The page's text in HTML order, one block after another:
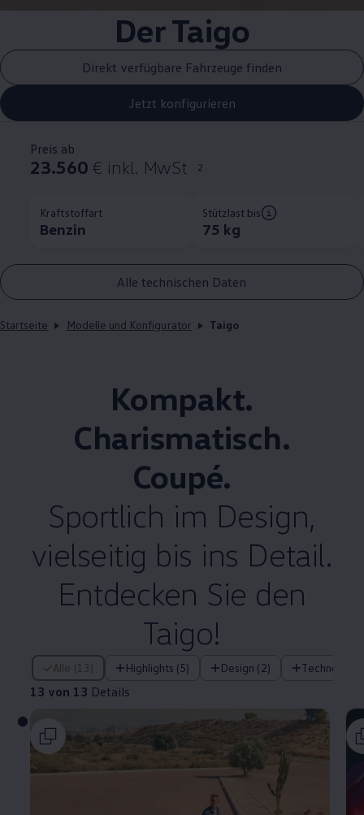
Der Taigo
Direkt verfügbare Fahrzeuge finden
Jetzt konfigurieren
Preis ab
23.560 € inkl. MwSt 2
Kraftstoffart
Benzin
Stützlast bis
75 kg
Alle technischen Daten
Startseite Modelle und Konfigurator Taigo
Kompakt.
Charismatisch.
Coupé.
Sportlich im Design,
vielseitig bis ins Detail.
Entdecken Sie den
Taigo!
Alle (13) Highlights (5) Design (2)
13 von 13 Details
13 von 13 Details